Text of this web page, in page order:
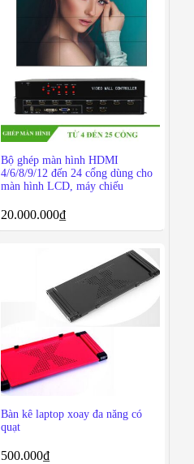
Bộ ghép màn hình HDMI
4/6/8/9/12 đến 24 cổng dùng cho
màn hình LCD, máy chiếu
20.000.000₫
Bàn kê laptop xoay đa năng có
quạt
500.000₫